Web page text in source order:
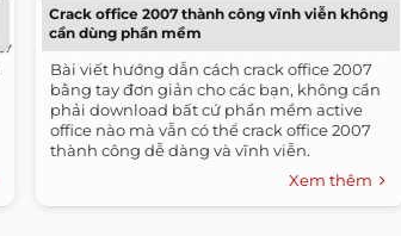
Crack office 2007 thành công vĩnh viễn không
cần dùng phần mềm
Bài viết hướng dẫn cách crack office 2007
bằng tay đơn giản cho các bạn, không cần
phải download bất cứ phần mềm active
office nào mà vẫn có thể crack office 2007
thành công dễ dàng và vĩnh viễn.
Xem thêm